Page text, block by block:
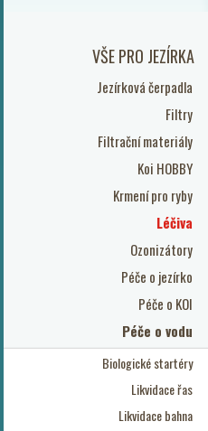
VŠE PRO JEZÍRKA
Jezírková čerpadla
Filtry
Filtrační materiály
Koi HOBBY
Krmení pro ryby
Léčiva
Ozonizátory
Péče o jezírko
Péče o KOI
Péče o vodu
Biologické startéry
Likvidace řas
Likvidace bahna